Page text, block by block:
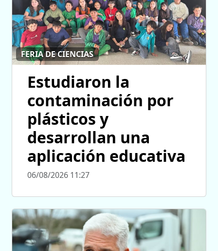
FERIA DE CIENCIAS
Estudiaron la
contaminación por
plásticos y
desarrollan una
aplicación educativa
06/08/2026 11:27